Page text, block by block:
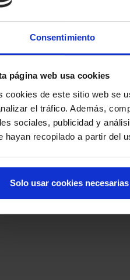
Consentimiento
página web usa cookies
cookies de este sitio web se
el tráfico. Además,
sociales, publicidad y
hayan recopilado a partir del
Solo usar cookies necesarias